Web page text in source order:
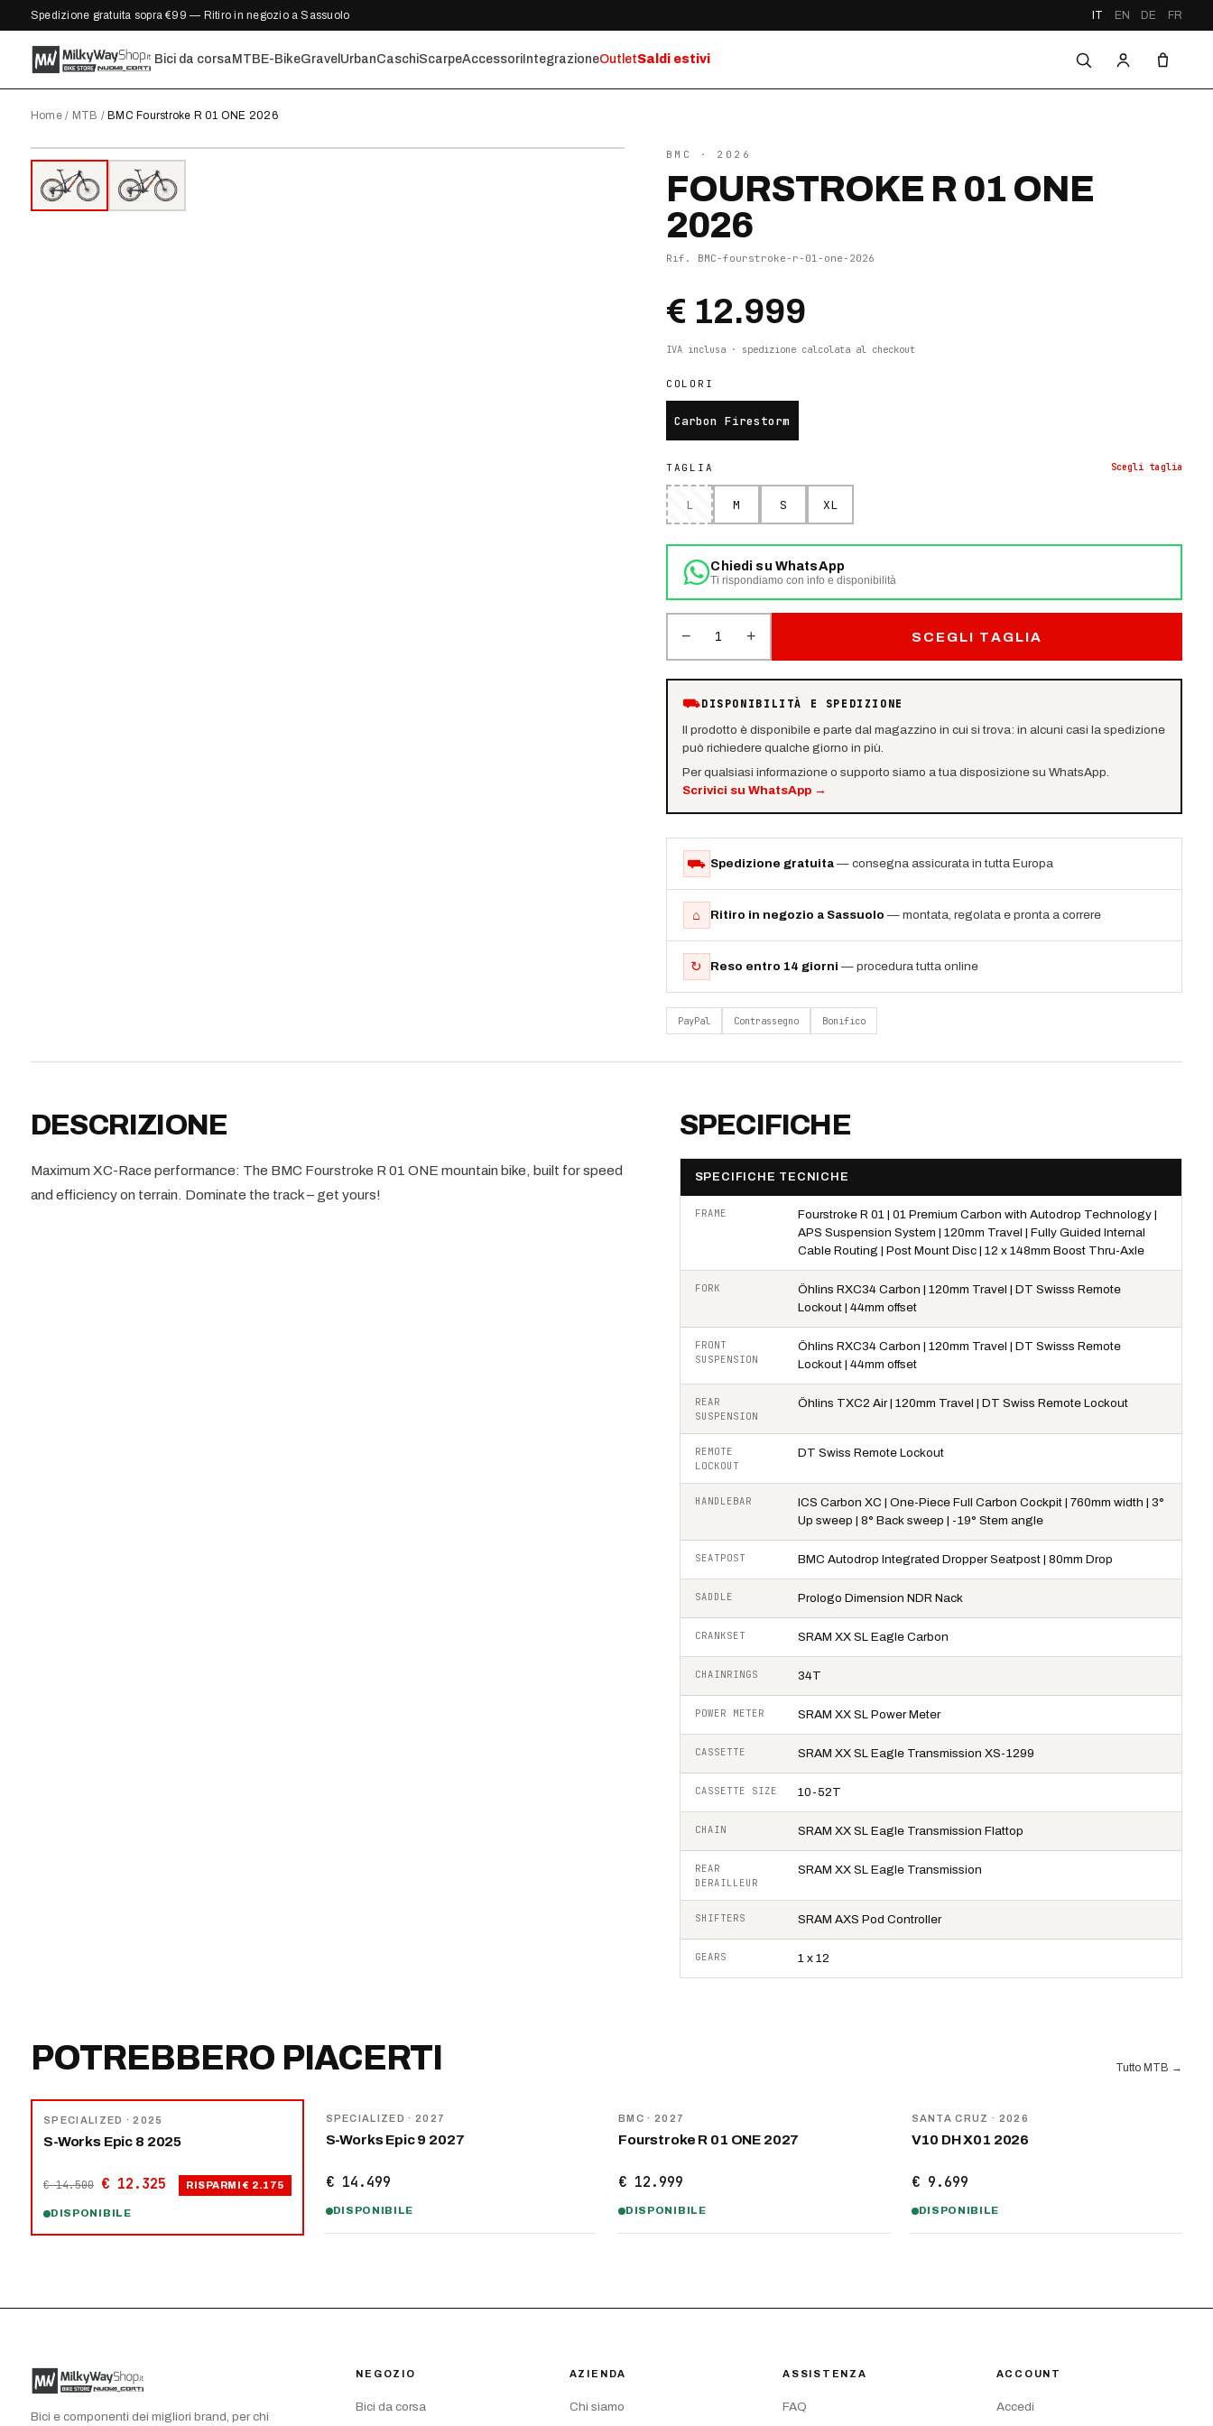
Spedizione gratuita sopra €99 — Ritiro in negozio a Sassuolo IT EN DE FR
Bici da corsa MTB E-BikeGravel UrbanCaschiScarpeAccessoriIntegrazioneOutletSaldi estivi
Home/ MTB / BMC Fourstroke R 01 ONE 2026
2026 DISPONIBILE
BMC · 2026
FOURSTROKE R 01 ONE
2026
Rif. BMC-fourstroke-r-01-one-2026
€ 12.999
IVA inclusa · spedizione calcolata al checkout
COLORI
Carbon Firestorm
TAGLIA Scegli taglia
L M S XL
Chiedi su WhatsApp
Ti rispondiamo con info e disponibilità
− 1 + SCEGLI TAGLIA
⛟DISPONIBILITÀ E SPEDIZIONE
Il prodotto è disponibile e parte dal magazzino in cui si trova: in alcuni casi la spedizione
può richiedere qualche giorno in più.
Per qualsiasi informazione o supporto siamo a tua disposizione su WhatsApp.
Scrivici su WhatsApp →
⛟ Spedizione gratuita — consegna assicurata in tutta Europa
⌂ Ritiro in negozio a Sassuolo — montata, regolata e pronta a correre
↻ Reso entro 14 giorni — procedura tutta online
PayPal Contrassegno Bonifico
DESCRIZIONE
Maximum XC-Race performance: The BMC Fourstroke R 01 ONE mountain bike, built for speed
and efficiency on terrain. Dominate the track – get yours!
SPECIFICHE
SPECIFICHE TECNICHE
FRAME
Fourstroke R 01 | 01 Premium Carbon with Autodrop Technology |
APS Suspension System | 120mm Travel | Fully Guided Internal
Cable Routing | Post Mount Disc | 12 x 148mm Boost Thru-Axle
FORK
Öhlins RXC34 Carbon | 120mm Travel | DT Swisss Remote
Lockout | 44mm offset
FRONT
SUSPENSION
Öhlins RXC34 Carbon | 120mm Travel | DT Swisss Remote
Lockout | 44mm offset
REAR
SUSPENSION
Öhlins TXC2 Air | 120mm Travel | DT Swiss Remote Lockout
REMOTE
LOCKOUT
DT Swiss Remote Lockout
HANDLEBAR
ICS Carbon XC | One-Piece Full Carbon Cockpit | 760mm width | 3°
Up sweep | 8° Back sweep | -19° Stem angle
SEATPOST BMC Autodrop Integrated Dropper Seatpost | 80mm Drop
SADDLE Prologo Dimension NDR Nack
CRANKSET SRAM XX SL Eagle Carbon
CHAINRINGS 34T
POWER METER SRAM XX SL Power Meter
CASSETTE SRAM XX SL Eagle Transmission XS-1299
CASSETTE SIZE 10-52T
CHAIN SRAM XX SL Eagle Transmission Flattop
REAR
DERAILLEUR
SRAM XX SL Eagle Transmission
SHIFTERS SRAM AXS Pod Controller
GEARS 1 x 12
POTREBBERO PIACERTI Tutto MTB →
SPECIALIZED · 2025
S-Works Epic 8 2025
€ 14.500 € 12.325 RISPARMI € 2.175
DISPONIBILE
SPECIALIZED · 2027
S-Works Epic 9 2027
€ 14.499
DISPONIBILE
BMC · 2027
Fourstroke R 01 ONE 2027
€ 12.999
DISPONIBILE
SANTA CRUZ · 2026
V10 DH X01 2026
€ 9.699
DISPONIBILE
Bici e componenti dei migliori brand, per chi
NEGOZIO
Bici da corsa
AZIENDA
Chi siamo
ASSISTENZA
FAQ
ACCOUNT
Accedi